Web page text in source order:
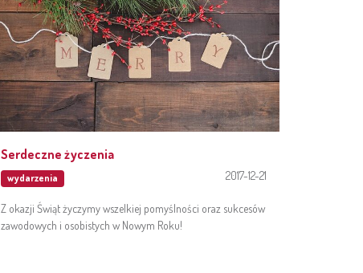
Serdeczne życzenia
wydarzenia 2017-12-21
Z okazji Świąt życzymy wszelkiej pomyślności oraz sukcesów
zawodowych i osobistych w Nowym Roku!